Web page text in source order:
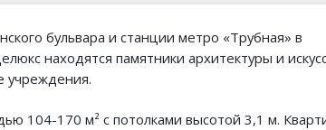
бульвара и станции метро «Трубная» в
находятся памятники архитектуры и
учреждения.
104-170 м² с потолками высотой 3,1 м.